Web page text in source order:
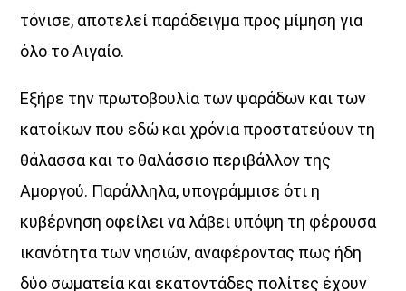
HOT 40 Θέμης Γεωργαντάς
Μελωδικές Ιστορίες
τόνισε, αποτελεί παράδειγμα προς μίμηση για
όλο το Αιγαίο.
Εξήρε την πρωτοβουλία των ψαράδων και των
κατοίκων που εδώ και χρόνια προστατεύουν τη
θάλασσα και το θαλάσσιο περιβάλλον της
Αμοργού. Παράλληλα, υπογράμμισε ότι η
κυβέρνηση οφείλει να λάβει υπόψη τη φέρουσα
ικανότητα των νησιών, αναφέροντας πως ήδη
δύο σωματεία και εκατοντάδες πολίτες έχουν